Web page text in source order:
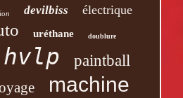
devilbiss électrique
uréthane doublure
hvlp paintball
machine